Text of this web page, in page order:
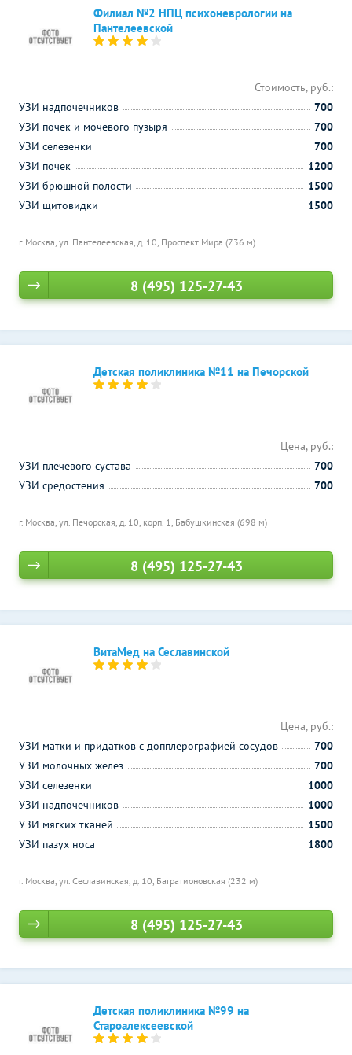
Филиал №2 НПЦ психоневрологии на
Пантелеевской
г. Москва, ул. Пантелеевская, д. 10, Проспект Мира (736 м)
Стоимость, руб.:
УЗИ надпочечников
700
УЗИ почек и мочевого пузыря
700
УЗИ селезенки
700
УЗИ почек
1200
УЗИ брюшной полости
1500
УЗИ щитовидки
1500
8 (495) 125-27-43
Детская поликлиника №11 на Печорской
г. Москва, ул. Печорская, д. 10, корп. 1, Бабушкинская (698 м)
Цена, руб.:
УЗИ плечевого сустава
700
УЗИ средостения
700
8 (495) 125-27-43
ВитаМед на Сеславинской
г. Москва, ул. Сеславинская, д. 10, Багратионовская (232 м)
Цена, руб.:
УЗИ матки и придатков с допплерографией сосудов
700
УЗИ молочных желез
700
УЗИ селезенки
1000
УЗИ надпочечников
1000
УЗИ мягких тканей
1500
УЗИ пазух носа
1800
8 (495) 125-27-43
Детская поликлиника №99 на
Староалексеевской